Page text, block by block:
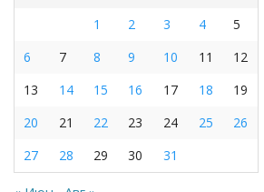
1
2 3 4
5
6
7 8 9 10 11
12
13
14 15 16 17 18
19
20
21 22 23 24 25
26
27
28 29 30 31